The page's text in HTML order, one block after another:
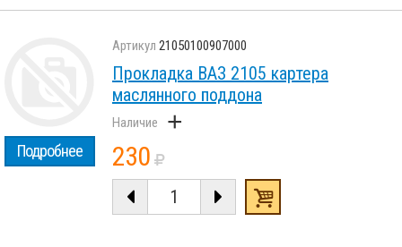
Подробнее
21050100907000
Прокладка ВАЗ 2105 картера
маслянного поддона
+
230